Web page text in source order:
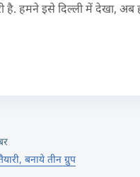
है. हमने इसे दिल्ली में देखा,
बनाये तीन ग्रुप